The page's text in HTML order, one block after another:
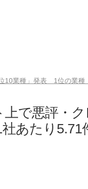
10業種」発表 1位の業種
で悪評・
あたり5.71